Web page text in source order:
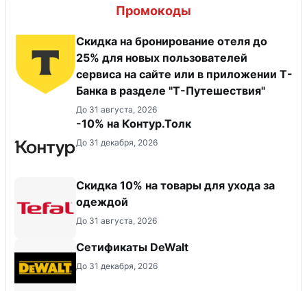
Промокоды
Скидка на бронирование отеля до
25% для новых пользователей
сервиса на сайте или в приложении Т-
Банка в разделе "Т-Путешествия"
До 31 августа, 2026
-10% на Контур.Толк
До 31 декабря, 2026
Скидка 10% на товары для ухода за
одеждой
До 31 августа, 2026
Сетификаты DeWalt
До 31 декабря, 2026